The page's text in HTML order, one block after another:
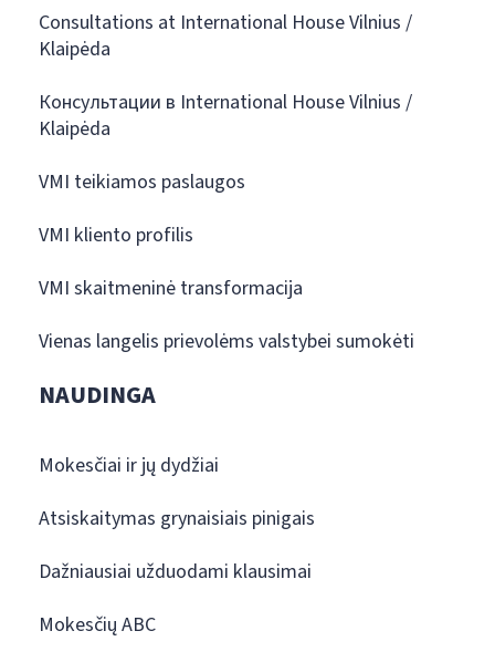
Consultations at International House Vilnius /
Klaipėda
Консультации в International House Vilnius /
Klaipėda
VMI teikiamos paslaugos
VMI kliento profilis
VMI skaitmeninė transformacija
Vienas langelis prievolėms valstybei sumokėti
NAUDINGA
Mokesčiai ir jų dydžiai
Atsiskaitymas grynaisiais pinigais
Dažniausiai užduodami klausimai
Mokesčių ABC